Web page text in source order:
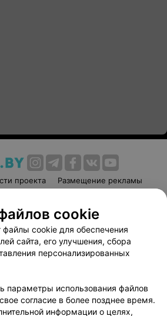
проекта
Размещение рекламы
соглашение
Способы оплаты
Партнеры
руководителю 103.by
персональных данных
cookie
файлы cookie для обеспечения
сайта, его улучшения, сбора
персонализированных
параметры использования файлов
согласие в более позднее время.
информации о целях,